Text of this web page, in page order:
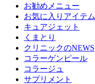
お勧めメニュー
お気に入りアイテム
キュアジェット
くまとり
クリニックのNEWS
コラーゲンピール
コラージュ
サプリメント